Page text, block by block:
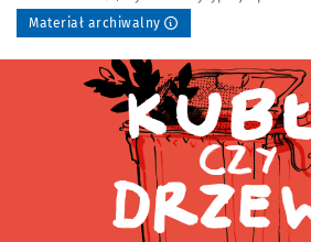
Materiał archiwalny
Kliknij, aby powiększyć